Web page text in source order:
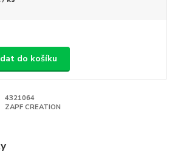
do košíku
4321064
ZAPF CREATION